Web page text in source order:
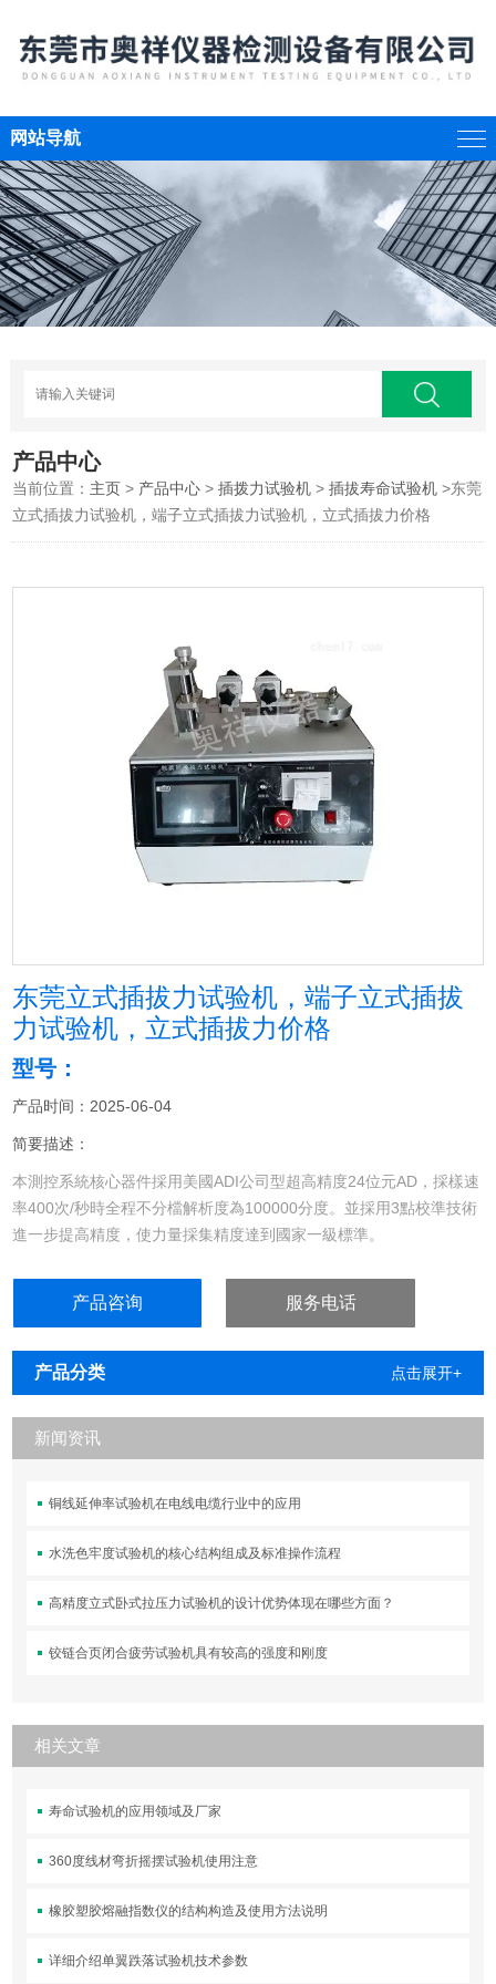
网站导航
产品中心
当前位置： 主页 > 产品中心 >插拨力试验机 >插拔寿命试验机 >东莞
立式插拔力试验机，端子立式插拔力试验机，立式插拔力价格
东莞立式插拔力试验机，端子立式插拔
力试验机，立式插拔力价格
型号：
产品时间：2025-06-04
简要描述：
本測控系統核心器件採用美國ADI公司型超高精度24位元AD，採樣速
率400次/秒時全程不分檔解析度為100000分度。並採用3點校準技術
進一步提高精度，使力量採集精度達到國家一級標準。
产品咨询 服务电话
产品分类 点击展开+
新闻资讯
铜线延伸率试验机在电线电缆行业中的应用
水洗色牢度试验机的核心结构组成及标准操作流程
高精度立式卧式拉压力试验机的设计优势体现在哪些方面？
铰链合页闭合疲劳试验机具有较高的强度和刚度
相关文章
寿命试验机的应用领域及厂家
360度线材弯折摇摆试验机使用注意
橡胶塑胶熔融指数仪的结构构造及使用方法说明
详细介绍单翼跌落试验机技术参数